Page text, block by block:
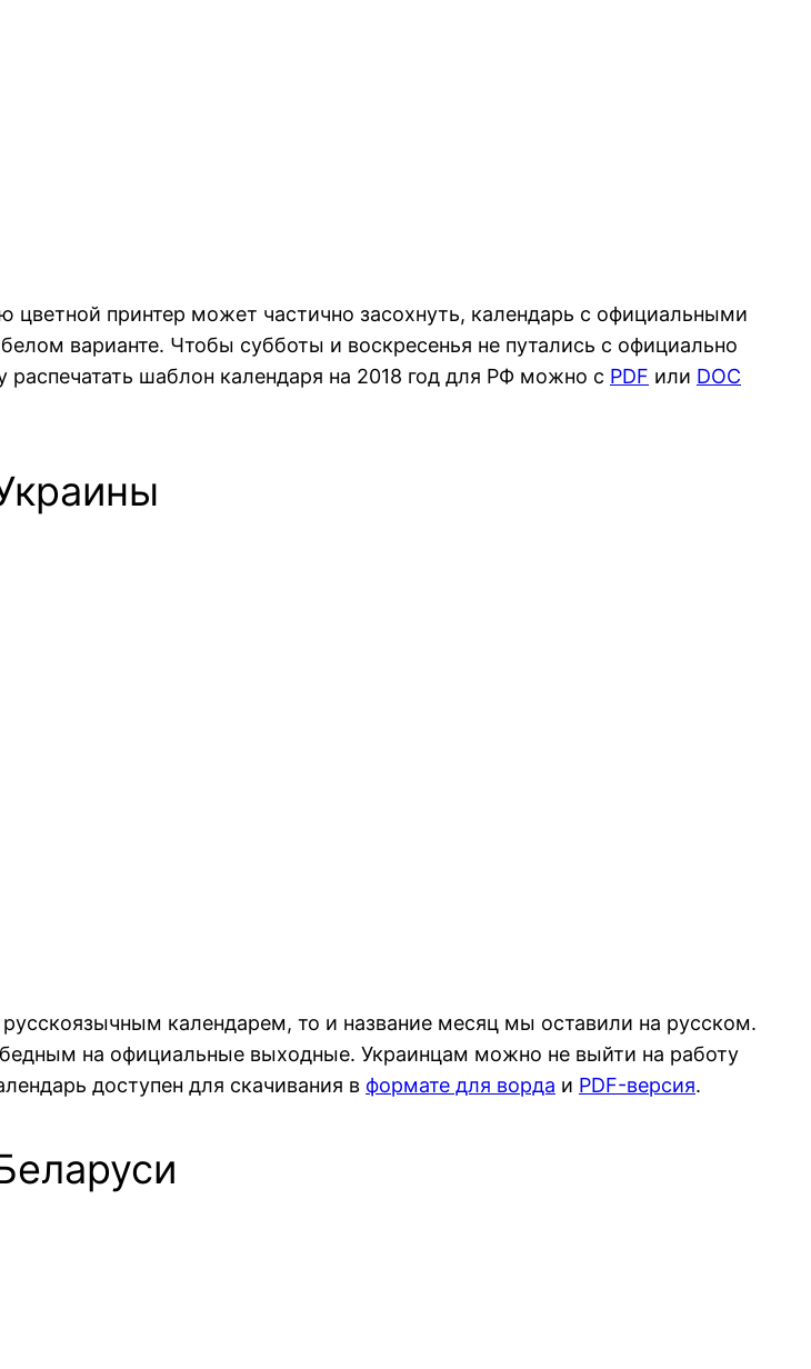
цветной принтер может частично засохнуть, календарь с официальными
варианте. Чтобы субботы и воскресенья не путались с официально
шаблон календаря на 2018 год для РФ можно с PDF или DOC
календарем, то и название месяц мы оставили на русском.
на официальные выходные. Украинцам можно не выйти на работу
доступен для скачивания в формате для ворда и PDF-версия.